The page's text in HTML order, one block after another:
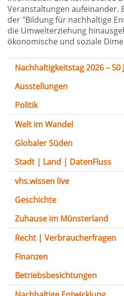
Veranstaltungen aufeinander.
der "Bildung für nachhaltige
die Umwelterziehung
ökonomische und soziale
Nachhaltigkeitstag 2026 – 50
Ausstellungen
Politik
Welt im Wandel
Globaler Süden
Stadt | Land | DatenFluss
vhs.wissen live
Geschichte
Zuhause im Münsterland
Recht | Verbraucherfragen
Finanzen
Betriebsbesichtungen